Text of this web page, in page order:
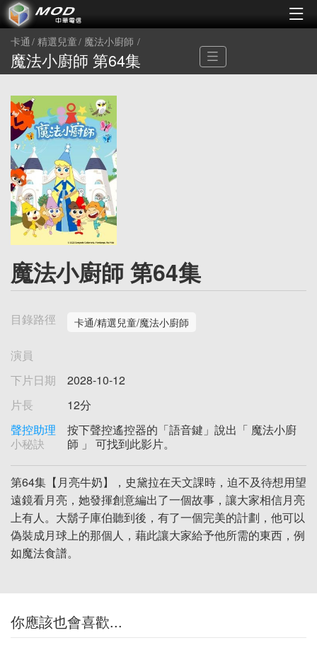
卡通 精選兒童 魔法小廚師
魔法小廚師 第64集
魔法小廚師 第64集
目錄路徑 卡通/精選兒童/魔法小廚師
演員
下片日期
2028-10-12
片長
12分
聲控助理
小秘訣
按下聲控遙控器的「語音鍵」說出「 魔法小廚
師 」 可找到此影片。
第64集【月亮牛奶】，史黛拉在天文課時，迫不及待想用望
遠鏡看月亮，她發揮創意編出了一個故事，讓大家相信月亮
上有人。大鬍子庫伯聽到後，有了一個完美的計劃，他可以
偽裝成月球上的那個人，藉此讓大家給予他所需的東西，例
如魔法食譜。
你應該也會喜歡...